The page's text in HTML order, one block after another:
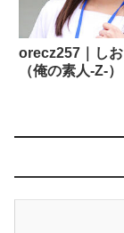
orecz257｜し
（俺の素人-Z-）